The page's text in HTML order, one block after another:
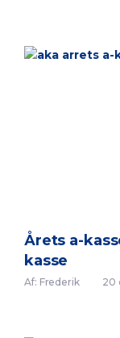
Årets a-
kasse
Af: Frederik 20